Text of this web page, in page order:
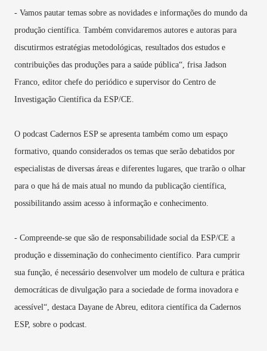
- Vamos pautar temas sobre as novidades e informações do mundo da
produção científica. Também convidaremos autores e autoras para
discutirmos estratégias metodológicas, resultados dos estudos e
contribuições das produções para a saúde pública“, frisa Jadson
Franco, editor chefe do periódico e supervisor do Centro de
Investigação Científica da ESP/CE.
O podcast Cadernos ESP se apresenta também como um espaço
formativo, quando considerados os temas que serão debatidos por
especialistas de diversas áreas e diferentes lugares, que trarão o olhar
para o que há de mais atual no mundo da publicação científica,
possibilitando assim acesso à informação e conhecimento.
- Compreende-se que são de responsabilidade social da ESP/CE a
produção e disseminação do conhecimento científico. Para cumprir
sua função, é necessário desenvolver um modelo de cultura e prática
democráticas de divulgação para a sociedade de forma inovadora e
acessível“, destaca Dayane de Abreu, editora científica da Cadernos
ESP, sobre o podcast.